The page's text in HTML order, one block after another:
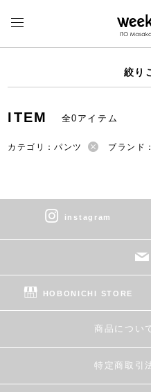
絞り
ITEM 全0アイテム
カテゴリ：パンツ ブランド
instagram
HOBONICHI STORE
商品につい
特定商取引